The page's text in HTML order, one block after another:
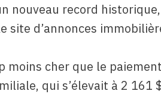
nouveau record
site d’annonces
moins cher que le
qui s’élevait à 2 161